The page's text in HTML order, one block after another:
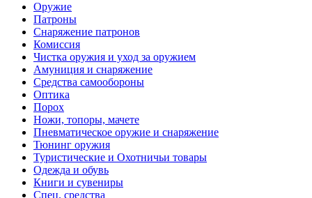
Оружие
Патроны
Снаряжение патронов
Комиссия
Чистка оружия и уход за оружием
Амуниция и снаряжение
Средства самообороны
Оптика
Порох
Ножи, топоры, мачете
Пневматическое оружие и снаряжение
Тюнинг оружия
Туристические и Охотничьи товары
Одежда и обувь
Книги и сувениры
Спец. средства